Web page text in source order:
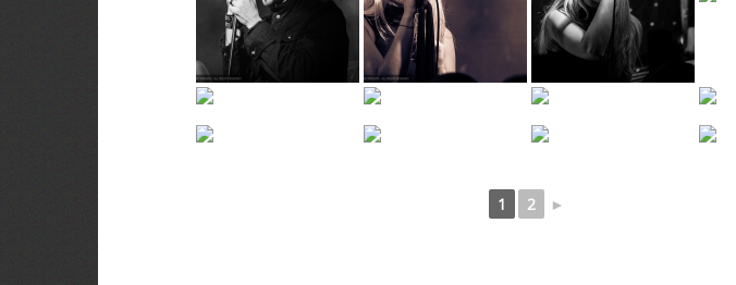
1 2 ►